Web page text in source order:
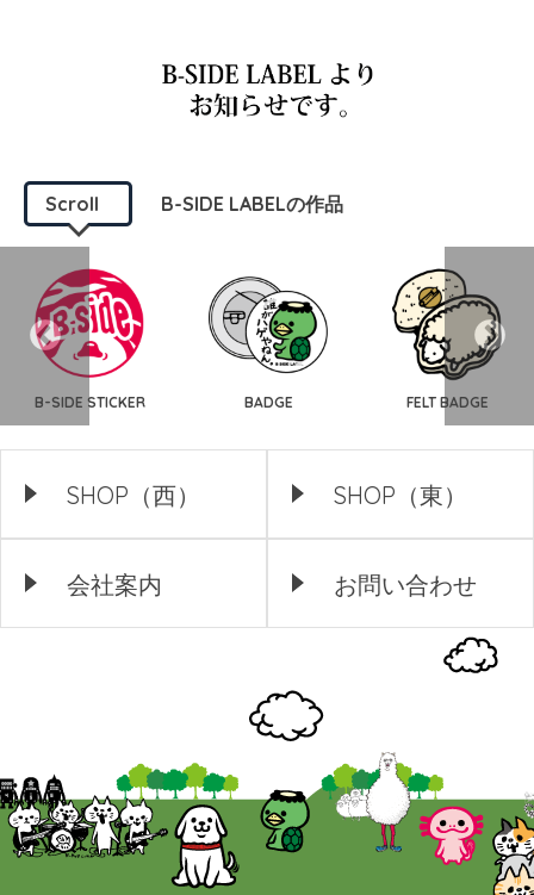
Scroll B-SIDE LABELの作品
B-SIDE STICKER BADGE FELT BADGE
SHOP（西） SHOP（東）
会社案内 お問い合わせ